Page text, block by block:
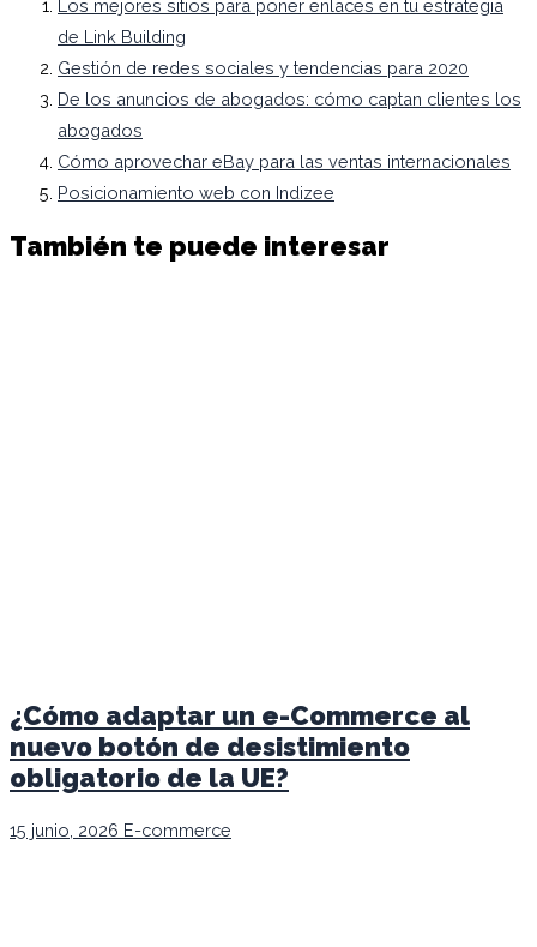
Los mejores sitios para poner enlaces en tu estrategia
de Link Building
Gestión de redes sociales y tendencias para 2020
De los anuncios de abogados: cómo captan clientes los
abogados
Cómo aprovechar eBay para las ventas internacionales
Posicionamiento web con Indizee
También te puede interesar
¿Cómo adaptar un e-Commerce al
nuevo botón de desistimiento
obligatorio de la UE?
15 junio, 2026 E-commerce